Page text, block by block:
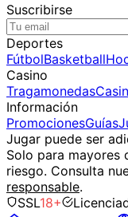
Suscribirse
Deportes
FútbolBasketball
Casino
Tragamonedas
Información
PromocionesGuías
Jugar puede ser
Solo para mayores
riesgo. Consulta
responsable.
SSL18+